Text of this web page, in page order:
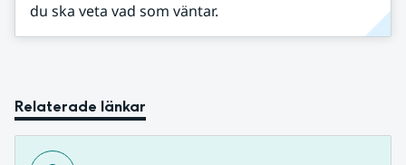
du ska veta vad som väntar.
Relaterade länkar